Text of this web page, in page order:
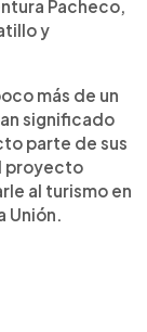
Pacheco,
y
más de un
significado
parte de sus
proyecto
al turismo en